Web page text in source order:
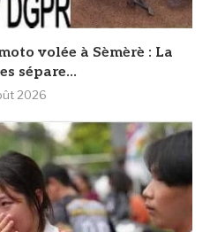
volée à Sèmèrè : La
sépare...
2026